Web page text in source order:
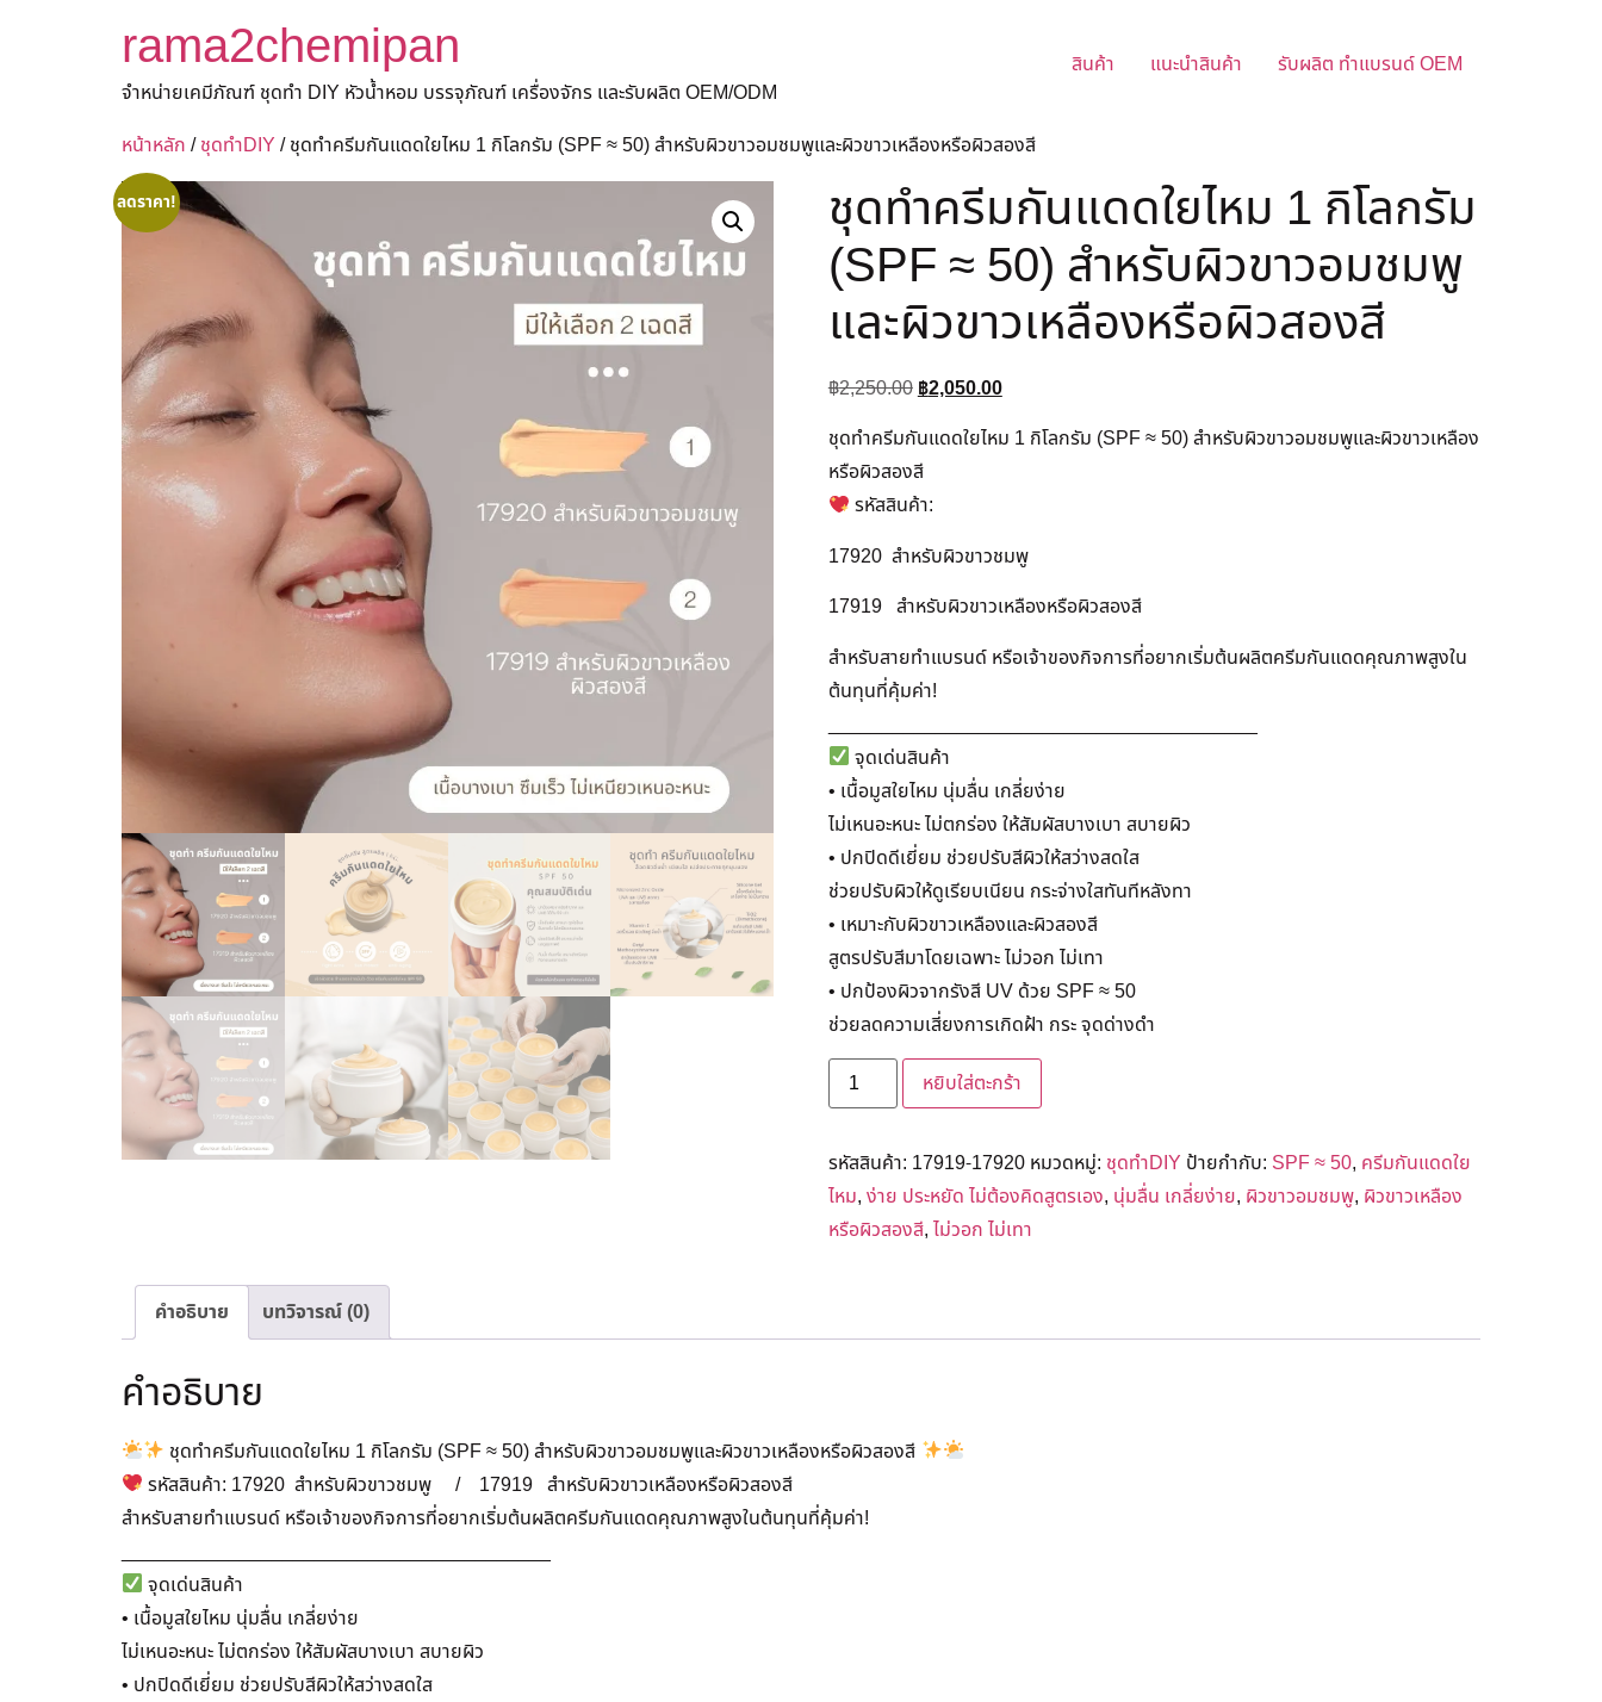
rama2chemipan
จำหน่ายเคมีภัณฑ์ ชุดทำ DIY หัวน้ำหอม บรรจุภัณฑ์ เครื่องจักร และรับผลิต OEM/ODM
สินค้า แนะนำสินค้า รับผลิต ทำแบรนด์ OEM
หน้าหลัก /ชุดทำDIY / ชุดทำครีมกันแดดใยไหม 1 กิโลกรัม (SPF ≈ 50) สำหรับผิวขาวอมชมพูและผิวขาวเหลืองหรือผิวสองสี
ลดราคา!
ชุดทำครีมกันแดดใยไหม 1 กิโลกรัม
(SPF ≈ 50) สำหรับผิวขาวอมชมพู
และผิวขาวเหลืองหรือผิวสองสี
฿2,250.00฿2,050.00
ชุดทำครีมกันแดดใยไหม 1 กิโลกรัม (SPF ≈ 50) สำหรับผิวขาวอมชมพูและผิวขาวเหลือง
หรือผิวสองสี
รหัสสินค้า:
17920 สำหรับผิวขาวชมพู
17919 สำหรับผิวขาวเหลืองหรือผิวสองสี
สำหรับสายทำแบรนด์ หรือเจ้าของกิจการที่อยากเริ่มต้นผลิตครีมกันแดดคุณภาพสูงใน
ต้นทุนที่คุ้มค่า!
จุดเด่นสินค้า
• เนื้อมูสใยไหม นุ่มลื่น เกลี่ยง่าย
ไม่เหนอะหนะ ไม่ตกร่อง ให้สัมผัสบางเบา สบายผิว
• ปกปิดดีเยี่ยม ช่วยปรับสีผิวให้สว่างสดใส
ช่วยปรับผิวให้ดูเรียบเนียน กระจ่างใสทันทีหลังทา
• เหมาะกับผิวขาวเหลืองและผิวสองสี
สูตรปรับสีมาโดยเฉพาะ ไม่วอก ไม่เทา
• ปกป้องผิวจากรังสี UV ด้วย SPF ≈ 50
ช่วยลดความเสี่ยงการเกิดฝ้า กระ จุดด่างดำ
หยิบใส่ตะกร้า
รหัสสินค้า: 17919-17920 หมวดหมู่: ชุดทำDIY ป้ายกำกับ: SPF ≈ 50, ครีมกันแดดใย
ไหม, ง่าย ประหยัด ไม่ต้องคิดสูตรเอง, นุ่มลื่น เกลี่ยง่าย, ผิวขาวอมชมพู, ผิวขาวเหลือง
หรือผิวสองสี, ไม่วอก ไม่เทา
คำอธิบาย บทวิจารณ์ (0)
คำอธิบาย
ชุดทำครีมกันแดดใยไหม 1 กิโลกรัม (SPF ≈ 50) สำหรับผิวขาวอมชมพูและผิวขาวเหลืองหรือผิวสองสี
รหัสสินค้า: 17920 สำหรับผิวขาวชมพู / 17919 สำหรับผิวขาวเหลืองหรือผิวสองสี
สำหรับสายทำแบรนด์ หรือเจ้าของกิจการที่อยากเริ่มต้นผลิตครีมกันแดดคุณภาพสูงในต้นทุนที่คุ้มค่า!
จุดเด่นสินค้า
• เนื้อมูสใยไหม นุ่มลื่น เกลี่ยง่าย
ไม่เหนอะหนะ ไม่ตกร่อง ให้สัมผัสบางเบา สบายผิว
• ปกปิดดีเยี่ยม ช่วยปรับสีผิวให้สว่างสดใส